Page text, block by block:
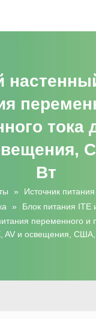
тока
Вт
»
Источник
» Блок питания ITE
переменного и
AV и освещения,